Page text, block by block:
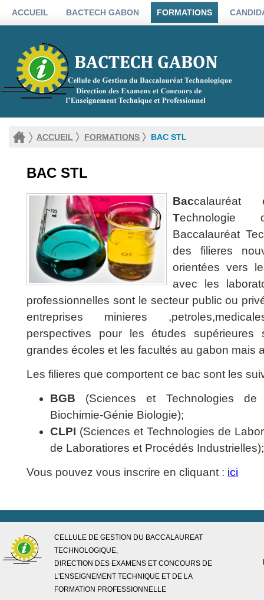
ACCUEIL BACTECH GABON FORMATIONS
ACCUEIL FORMATIONS BAC STL
BAC STL
Bac
T
Baccalauréat
des filieres
orientées vers
avec les
professionnelles sont le secteur public ou
entreprises minieres
perspectives pour les études
grandes écoles et les facultés au gabon mais
Les filieres que comportent ce bac sont les
BGB (Sciences et Technologies de
Biochimie-Génie Biologie);
CLPI (Sciences et Technologies de
de Laboratiores et Procédés Industrielles);
Vous pouvez vous inscrire en cliquant : ici
CELLULE DE GESTION DU BACCALAUREAT
TECHNOLOGIQUE,
DIRECTION DES EXAMENS ET CONCOURS DE
L'ENSEIGNEMENT TECHNIQUE ET DE LA
FORMATION PROFESSIONNELLE